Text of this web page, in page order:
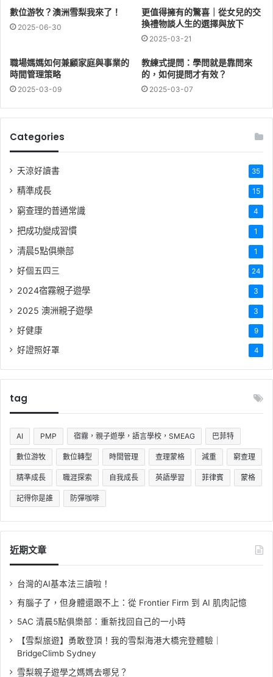
數位游牧？澳洲雪梨我來了！
2025-06-30
更值得擁有的驚喜｜從女兒的交
換禮物談人生的選擇與放下
2025-03-21
職場媽媽如何兼顧家庭與事業的
時間管理策略
2025-03-09
教練式提問：學問就是靠問來
的，如何提問才有效？
2025-03-07
Categories
天涼好讀書 35
精準成長 15
窮查理的普通常識 4
把成功變成習慣 1
清晨5點俱樂部 1
好個五四三 24
2024宿霧親子遊學 3
2025 澳洲親子遊學 3
好健康 9
好證照好罩 4
tag
AI PMP 宿霧，親子遊學，語言學校，SMEAG 巴菲特
數位游牧 數位轉型 時間管理 查理蒙格 減重 窮查理
精準成長 職涯探索 自我成長 英語學習 菲律賓 蒙格
記得你是誰 防彈咖啡
近期文章
台灣的AI基本法三讀啦！
有腦子了，但身體還跟不上：從 Frontier Firm 到 AI 肌肉記憶
5AC 清晨5點俱樂部：重新找回自己的一小時
【雪梨旅遊】勇敢登頂！我的雪梨海港大橋完登體驗｜
BridgeClimb Sydney
雪梨親子遊學之媽媽去哪兒？